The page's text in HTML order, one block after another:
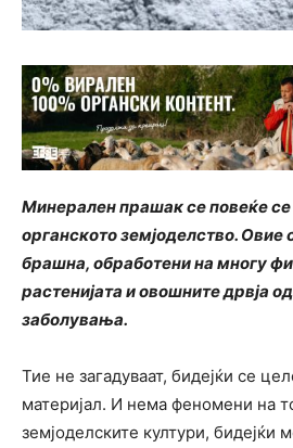
Минерален прашак се повеќе се
органското земјоделство. Овие
брашна, обработени на многу
растенијата и овошните дрвја
заболувања.
Тие не загадуваат, бидејќи се
материјал. И нема феномени на
земјоделските култури, бидејќи